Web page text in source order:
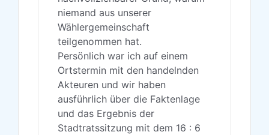
niemand aus unserer
Wählergemeinschaft
teilgenommen hat.
Persönlich war ich auf einem
Ortstermin mit den handelnden
Akteuren und wir haben
ausführlich über die Faktenlage
und das Ergebnis der
Stadtratssitzung mit dem 16 : 6